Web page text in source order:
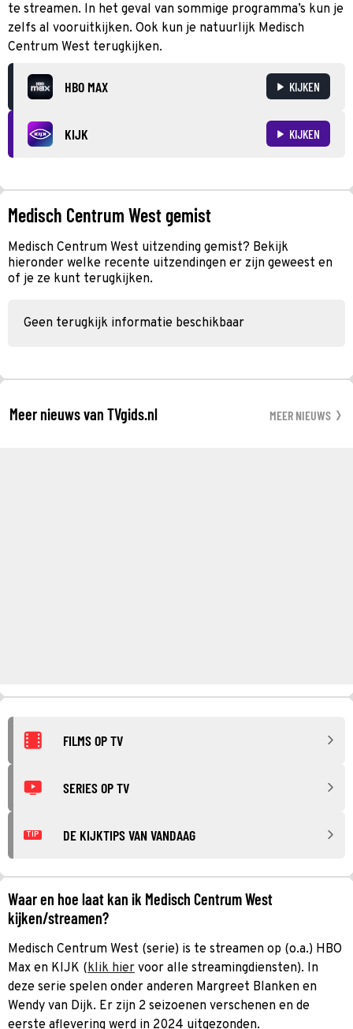
te streamen. In het geval van sommige programma’s kun je
zelfs al vooruitkijken. Ook kun je natuurlijk Medisch
Centrum West terugkijken.
HBO MAX KIJKEN
KIJK KIJKEN
Medisch Centrum West gemist
Medisch Centrum West uitzending gemist? Bekijk
hieronder welke recente uitzendingen er zijn geweest en
of je ze kunt terugkijken.
Geen terugkijk informatie beschikbaar
Meer nieuws van TVgids.nl MEER NIEUWS
FILMS OP TV
SERIES OP TV
TIP DE KIJKTIPS VAN VANDAAG
Waar en hoe laat kan ik Medisch Centrum West
kijken/streamen?
Medisch Centrum West (serie) is te streamen op (o.a.) HBO
Max en KIJK (klik hier voor alle streamingdiensten). In
deze serie spelen onder anderen Margreet Blanken en
Wendy van Dijk. Er zijn 2 seizoenen verschenen en de
eerste aflevering werd in 2024 uitgezonden.